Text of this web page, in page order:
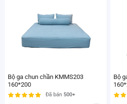
Bộ ga chun chần KMMS203
160*200
Đã bán 500+
Bộ